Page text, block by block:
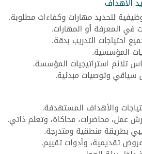
لتحديد مهارات وكفاءات مطلوبة.
في المعرفة أو المهارات.
احتياجات التدريب بدقة.
المؤسسية.
تلائم استراتيجيات المؤسسة.
سياقي وتوصيات مبدئية.
والأهداف المستهدفة.
عمل، محاضرات، محاكاة، وتعلم ذاتي.
بطريقة منطقية ومتدرجة.
تقديمية، وأدوات تقييم.